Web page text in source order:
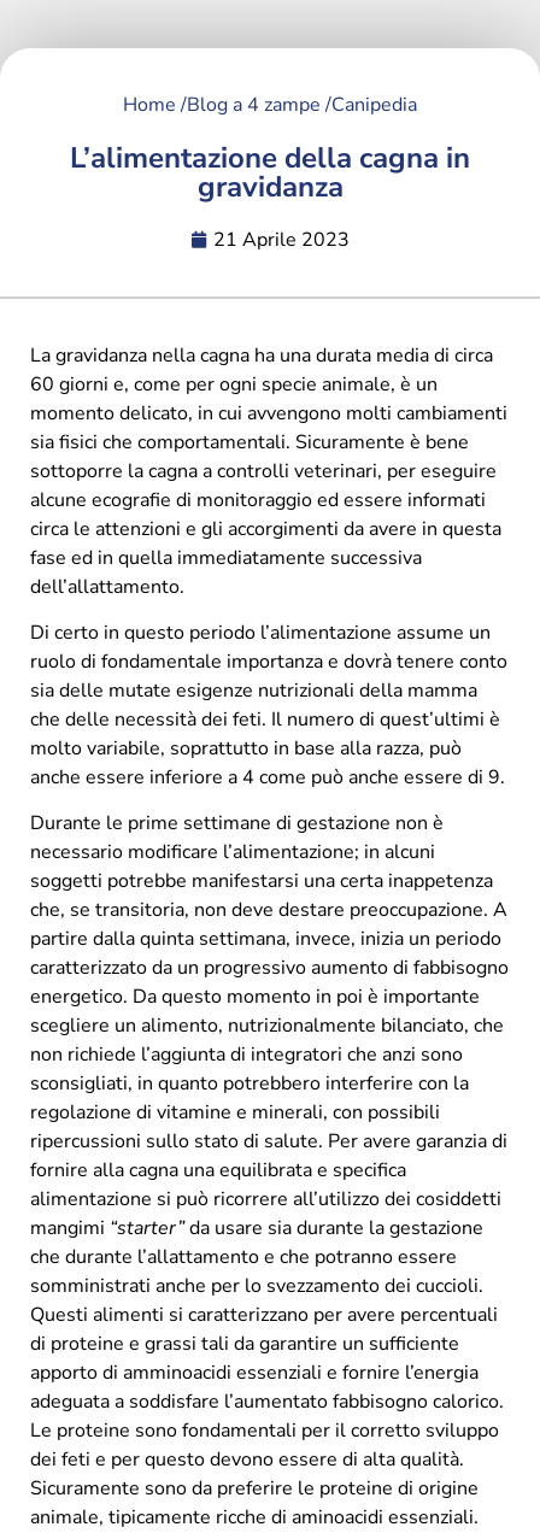
Home /Blog a 4 zampe /Canipedia
L’alimentazione della cagna in
gravidanza
21 Aprile 2023
La gravidanza nella cagna ha una durata media di circa
60 giorni e, come per ogni specie animale, è un
momento delicato, in cui avvengono molti cambiamenti
sia fisici che comportamentali. Sicuramente è bene
sottoporre la cagna a controlli veterinari, per eseguire
alcune ecografie di monitoraggio ed essere informati
circa le attenzioni e gli accorgimenti da avere in questa
fase ed in quella immediatamente successiva
dell’allattamento.
Di certo in questo periodo l’alimentazione assume un
ruolo di fondamentale importanza e dovrà tenere conto
sia delle mutate esigenze nutrizionali della mamma
che delle necessità dei feti. Il numero di quest’ultimi è
molto variabile, soprattutto in base alla razza, può
anche essere inferiore a 4 come può anche essere di 9.
Durante le prime settimane di gestazione non è
necessario modificare l’alimentazione; in alcuni
soggetti potrebbe manifestarsi una certa inappetenza
che, se transitoria, non deve destare preoccupazione. A
partire dalla quinta settimana, invece, inizia un periodo
caratterizzato da un progressivo aumento di fabbisogno
energetico. Da questo momento in poi è importante
scegliere un alimento, nutrizionalmente bilanciato, che
non richiede l’aggiunta di integratori che anzi sono
sconsigliati, in quanto potrebbero interferire con la
regolazione di vitamine e minerali, con possibili
ripercussioni sullo stato di salute. Per avere garanzia di
fornire alla cagna una equilibrata e specifica
alimentazione si può ricorrere all’utilizzo dei cosiddetti
mangimi “starter”da usare sia durante la gestazione
che durante l’allattamento e che potranno essere
somministrati anche per lo svezzamento dei cuccioli.
Questi alimenti si caratterizzano per avere percentuali
di proteine e grassi tali da garantire un sufficiente
apporto di amminoacidi essenziali e fornire l’energia
adeguata a soddisfare l’aumentato fabbisogno calorico.
Le proteine sono fondamentali per il corretto sviluppo
dei feti e per questo devono essere di alta qualità.
Sicuramente sono da preferire le proteine di origine
animale, tipicamente ricche di aminoacidi essenziali.